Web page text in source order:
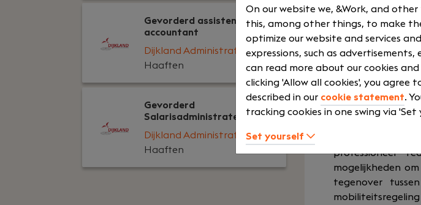
Gevorderd assistent
accountant
Dijkland Administratie
Haaften
Gevorderd
Salarisadministrateur
Dijkland Administratie
Haaften
Ben jij een
adviseren,
Hofman
Als Accountant
sparringpartner
professioneel
mogelijkheden
tegenover
On our website we, &Work, and
this, among other things, to make
optimize our website and services
expressions, such as advertisements,
can read more about our cookies
clicking 'Allow all cookies', you agree
described in our cookie statement.
tracking cookies in one swing via 'Set
Set yourself